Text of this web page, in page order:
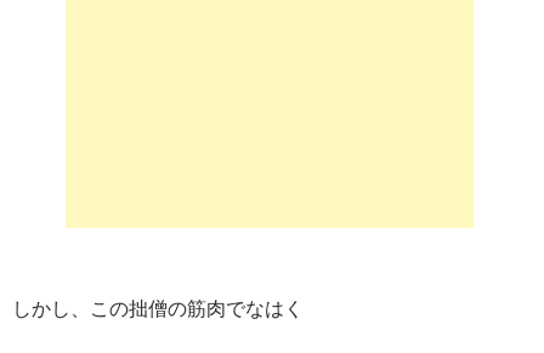
しかし、この拙僧の筋肉でなはく